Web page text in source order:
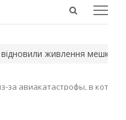
Open
живлення
за авиакатастрофы, в